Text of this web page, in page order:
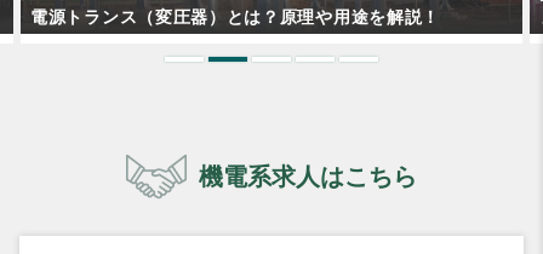
ます
機電系求人はこちら